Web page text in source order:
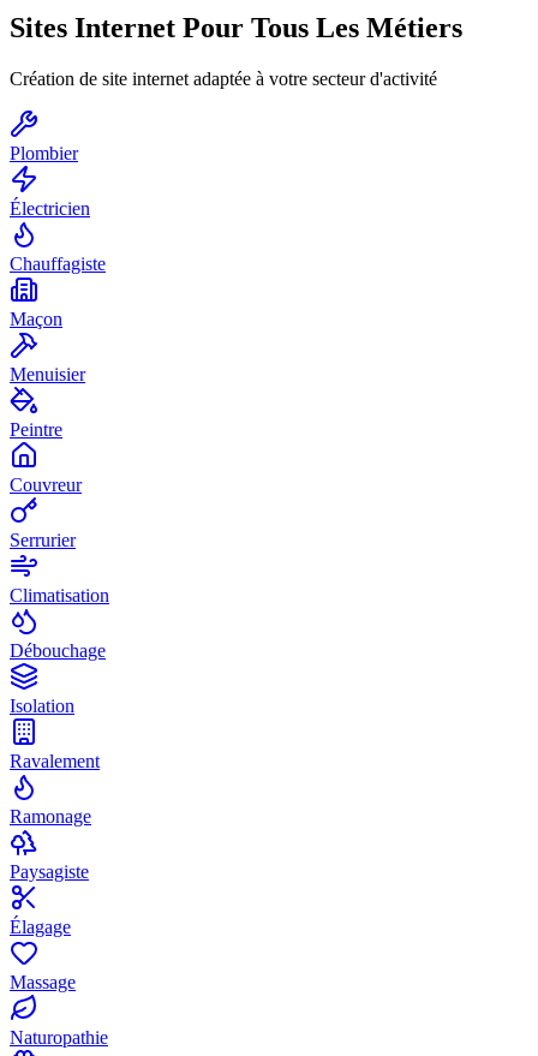
Sites Internet Pour Tous Les Métiers
Création de site internet adaptée à votre secteur d'activité
Plombier
Électricien
Chauffagiste
Maçon
Menuisier
Peintre
Couvreur
Serrurier
Climatisation
Débouchage
Isolation
Ravalement
Ramonage
Paysagiste
Élagage
Massage
Naturopathie